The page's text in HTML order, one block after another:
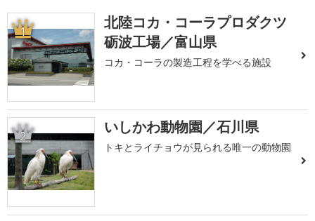
1
北陸コカ・コーラプロダクツ
砺波工場／富山県
コカ・コーラの製造工程を学べる施設
2 いしかわ動物園／石川県
トキとライチョウが見られる唯一の動物園